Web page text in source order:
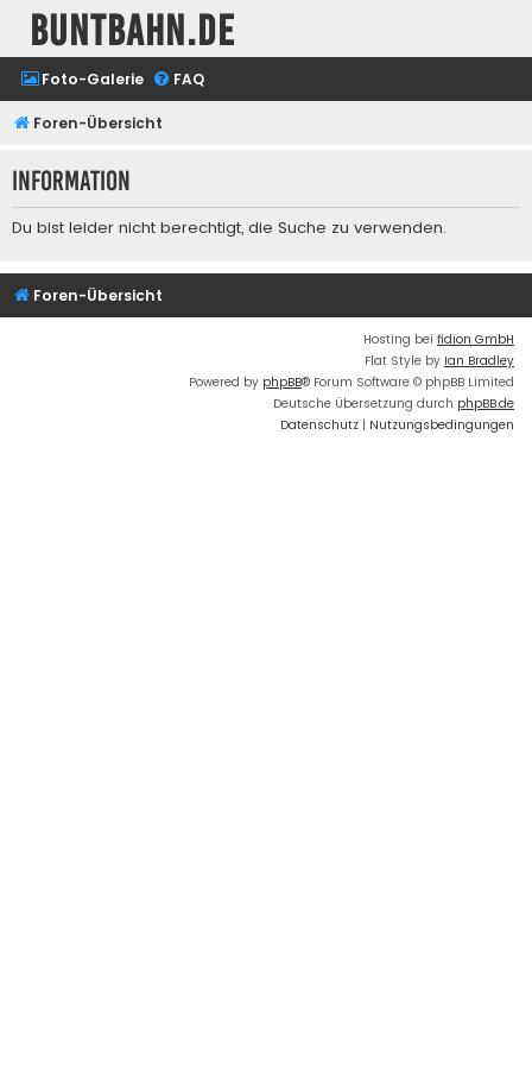
buntbahn.de
Foto-Galerie FAQ
Foren-Übersicht
Information
Du bist leider nicht berechtigt, die Suche zu verwenden.
Foren-Übersicht
Hosting bei fidion GmbH
Flat Style by Ian Bradley
Powered by phpBB® Forum Software © phpBB Limited
Deutsche Übersetzung durch phpBB.de
Datenschutz | Nutzungsbedingungen